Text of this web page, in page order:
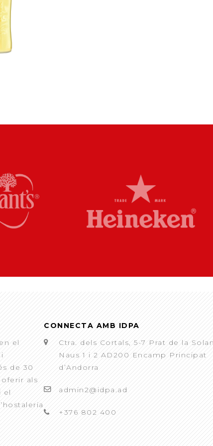
el
i
de 30
als
el
CONNECTA AMB IDPA
Ctra. dels Cortals, 5-7 Prat de la
Naus 1 i 2 AD200 Encamp Principat
d’Andorra
admin2@idpa.ad
+376 802 400